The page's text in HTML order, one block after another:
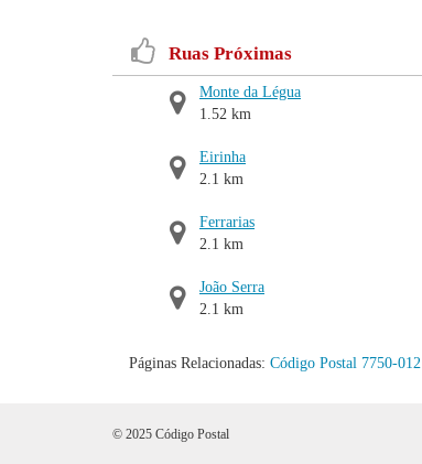
Ruas Próximas
Monte da Légua
1.52 km
Eirinha
2.1 km
Ferrarias
2.1 km
João Serra
2.1 km
Páginas Relacionadas: Código Postal 7750-012
© 2025 Código Postal